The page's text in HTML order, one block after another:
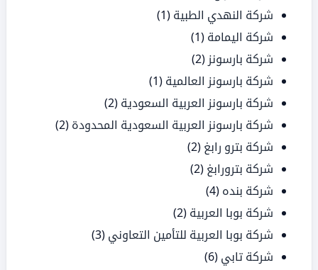
شركة النهدي الطبية (1)
شركة اليمامة (1)
شركة بارسونز (2)
شركة بارسونز العالمية (1)
شركة بارسونز العربية السعودية (2)
شركة بارسونز العربية السعودية المحدودة (2)
شركة بترو رابغ (2)
شركة بترورابغ (2)
شركة بنده (4)
شركة بوبا العربية (2)
شركة بوبا العربية للتأمين التعاوني (3)
شركة تابي (6)